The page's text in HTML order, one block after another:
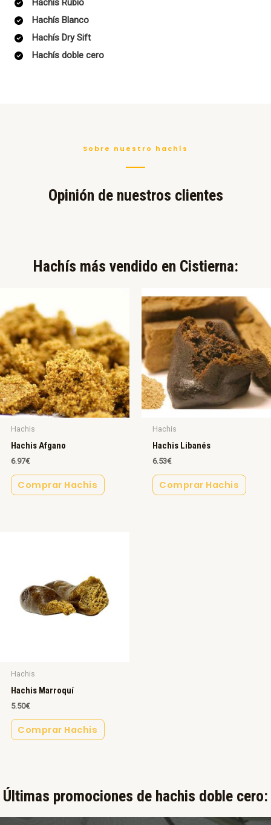
Hachís Rubio
Hachís Blanco
Hachís Dry Sift
Hachís doble cero
Sobre nuestro hachís
Opinión de nuestros clientes
Hachís más vendido en Cistierna:​
Hachis
Hachis Afgano
6.97€
Comprar Hachis
Hachis
Hachis Libanés
6.53€
Comprar Hachis
Hachis
Hachis Marroquí
5.50€
Comprar Hachis
Últimas promociones de hachis doble cero:​